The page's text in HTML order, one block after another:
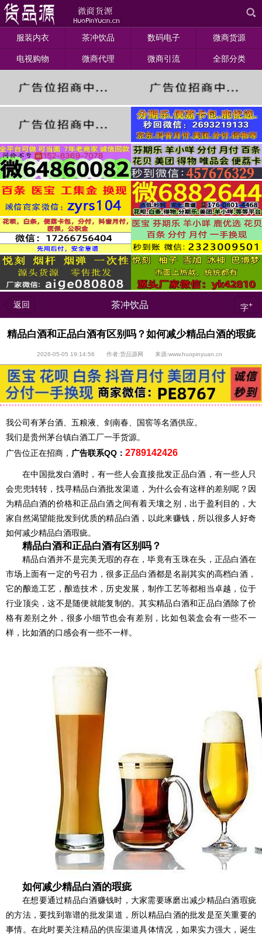
服装内衣 茶冲饮品 数码电子 微商货源
电视购物 微商代理 微商引流 全部分类
返回 茶冲饮品 字+
精品白酒和正品白酒有区别吗？如何减少精品白酒的瑕疵
2026-05-05 19:14:56 作者:货品源网 来源:www.huopinyuan.cn
我公司有茅台酒、五粮液、剑南春、国窖等名酒供应。
我们是贵州茅台镇白酒工厂一手货源。
广告位正在招商， 广告联系QQ： 2789142426
在中国批发白酒时，有一些人会直接批发正品白酒，有一些人只
会兜兜转转，找寻精品白酒批发渠道，为什么会有这样的差别呢？因
为精品白酒的价格和正品白酒之间有着天壤之别，出于盈利目的，大
家自然渴望能批发到优质的精品白酒，以此来赚钱，所以很多人好奇
如何减少精品白酒瑕疵。
精品白酒和正品白酒有区别吗？
精品白酒并不是完美无瑕的存在，毕竟有玉珠在头，正品白酒在
市场上面有一定的号召力，很多正品白酒都是名副其实的高档白酒，
它的酿造工艺，酿造技术，历史发展，制作工艺等都相当卓越，位于
行业顶尖，这不是随便就能复制的。其实精品白酒和正品白酒除了价
格有差别之外，很多小细节也会有差别，比如包装盒会有一些不一
样，比如酒的口感会有一些不一样。
如何减少精品白酒的瑕疵
在想要通过精品白酒赚钱时，大家需要琢磨出减少精品白酒瑕疵
的方法，要找到靠谱的批发渠道，所以精品白酒的批发是至关重要的
事情。在此时要关注精品的供应渠道具体情况，如果实力强大，诞生